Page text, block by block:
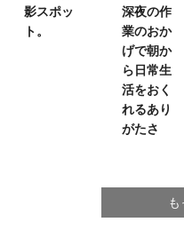
影スポッ
ト。
深夜の作
業のおか
げで朝か
ら日常生
活をおく
れるあり
がたさ
も